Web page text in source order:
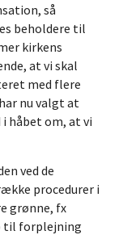
så
beholdere til
kirkens
at vi skal
med flere
nu valgt at
i håbet om, at vi
ved de
procedurer i
grønne, fx
til forplejning